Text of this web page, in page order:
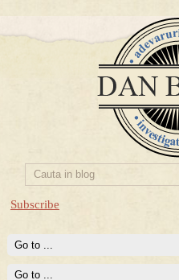
Subscribe
Prima mea carte publicata
Averea Presedintelui: prima